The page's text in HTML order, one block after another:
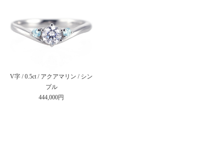
V字 / 0.5ct / アクアマリン / シン
プル
444,000円